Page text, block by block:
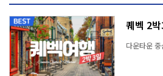
퀘벡 2
다운타운